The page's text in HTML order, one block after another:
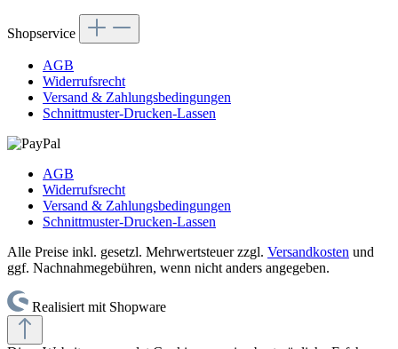
Shopservice
AGB
Widerrufsrecht
Versand & Zahlungsbedingungen
Schnittmuster-Drucken-Lassen
AGB
Widerrufsrecht
Versand & Zahlungsbedingungen
Schnittmuster-Drucken-Lassen
Alle Preise inkl. gesetzl. Mehrwertsteuer zzgl. Versandkosten und
ggf. Nachnahmegebühren, wenn nicht anders angegeben.
Realisiert mit Shopware